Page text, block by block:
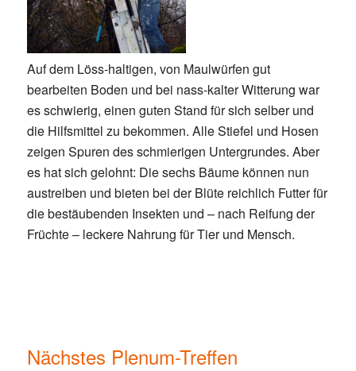
Auf dem Löss-haltigen, von Maulwürfen gut
bearbeiten Boden und bei nass-kalter Witterung war
es schwierig, einen guten Stand für sich selber und
die Hilfsmittel zu bekommen. Alle Stiefel und Hosen
zeigen Spuren des schmierigen Untergrundes. Aber
es hat sich gelohnt: Die sechs Bäume können nun
austreiben und bieten bei der Blüte reichlich Futter für
die bestäubenden Insekten und – nach Reifung der
Früchte – leckere Nahrung für Tier und Mensch.
Nächstes Plenum-Treffen